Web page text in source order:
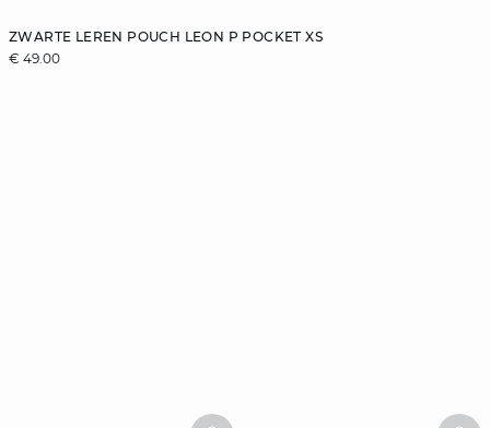
ZWARTE LEREN POUCH LEON P POCKET XS
€ 49.00